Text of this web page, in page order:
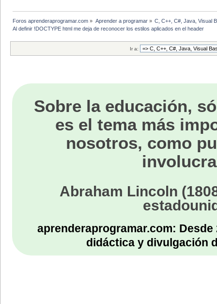
Foros aprenderaprogramar.com » Aprender a programar» C, C++, C#, Java, Visual
Al definir !DOCTYPE html me deja de reconocer los estilos aplicados en el header
Ir a:
Sobre la educación,
es el tema más
nosotros, como
Abraham Lincoln
aprenderaprogramar.com:
didáctica y divulgación